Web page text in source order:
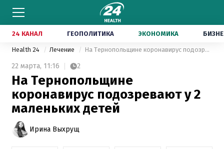
24 КАНАЛ ГЕОПОЛИТИКА ЭКОНОМИКА
Health 24 Лечение На Тернопольщине коронавирус подозревают у 2 маленьких детей
22 марта, 11:16 2
На Тернопольщине
коронавирус подозревают у 2
маленьких детей
Ирина Выхрущ